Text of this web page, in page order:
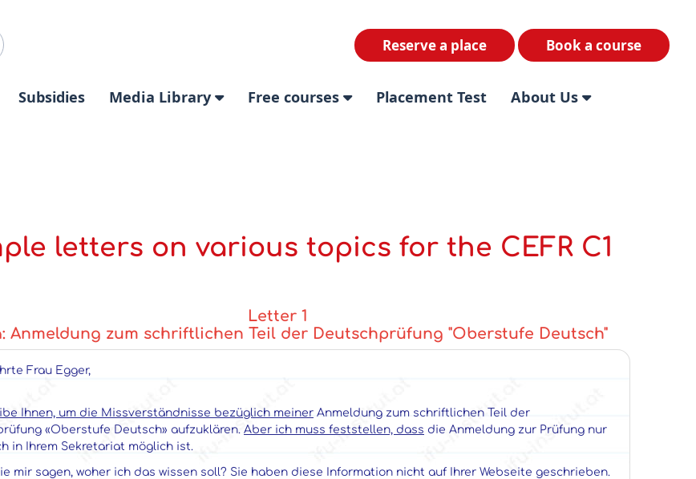
Book a course
Reserve a place
Subsidies Media Library Free courses Placement Test About Us
letters on various topics for the CEFR C1
Letter 1
Anmeldung zum schriftlichen Teil der Deutschprüfung "Oberstufe Deutsch"
Frau Egger,
Ihnen, um die Missverständnisse bezüglich meiner Anmeldung zum schriftlichen Teil der
«Oberstufe Deutsch» aufzuklären. Aber ich muss feststellen, dass die Anmeldung zur Prüfung nur
in Ihrem Sekretariat möglich ist.
mir sagen, woher ich das wissen soll? Sie haben diese Information nicht auf Ihrer Webseite geschrieben.